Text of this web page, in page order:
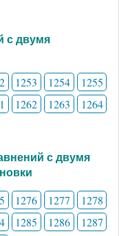
с двумя
1253 1254
1255
1262 1263
1264
с двумя
1276 1277
1278
1285 1286
1287